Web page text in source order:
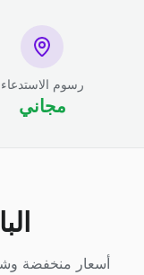
رسوم الاستدعاء
مجاني
أسعار منخفضة